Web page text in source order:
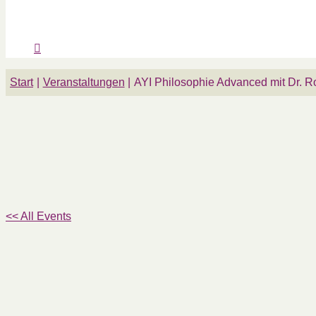
Start Veranstaltungen AYI Philosophie Advanced mit Dr.
<< All Events